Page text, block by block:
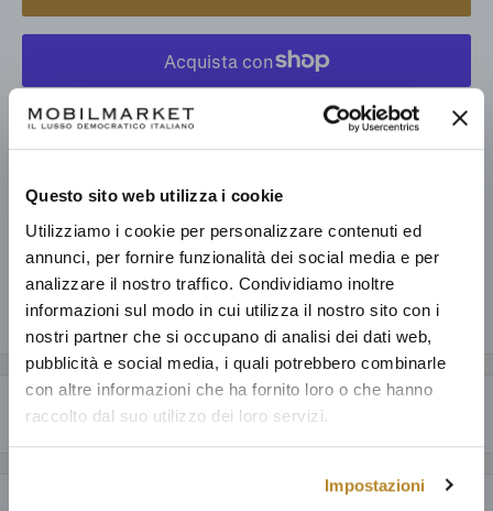
Questo sito web utilizza i cookie
Utilizziamo i cookie per personalizzare contenuti ed
annunci, per fornire funzionalità dei social media e per
analizzare il nostro traffico. Condividiamo inoltre
informazioni sul modo in cui utilizza il nostro sito con i
nostri partner che si occupano di analisi dei dati web,
pubblicità e social media, i quali potrebbero combinarle
con altre informazioni che ha fornito loro o che hanno
raccolto dal suo utilizzo dei loro servizi.
Impostazioni
Altre opzioni di pagamento
V.no
Informazioni sul negozio
Condividi questo prodotto
Descrizione